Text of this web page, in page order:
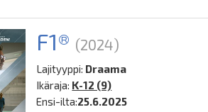
F1® (2024)
Lajityyppi: Draama
Ikäraja: K-12 (9)
Ensi-ilta:25.6.2025